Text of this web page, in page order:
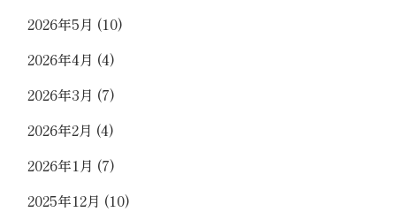
2026年5月 (10)
2026年4月 (4)
2026年3月 (7)
2026年2月 (4)
2026年1月 (7)
2025年12月 (10)